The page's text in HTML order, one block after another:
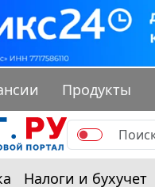
Продукты
Налоги и бухучет